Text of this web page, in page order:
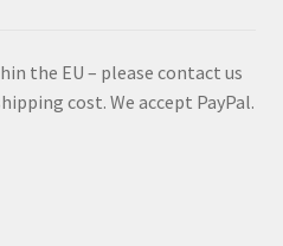
the EU – please contact us
cost. We accept PayPal.